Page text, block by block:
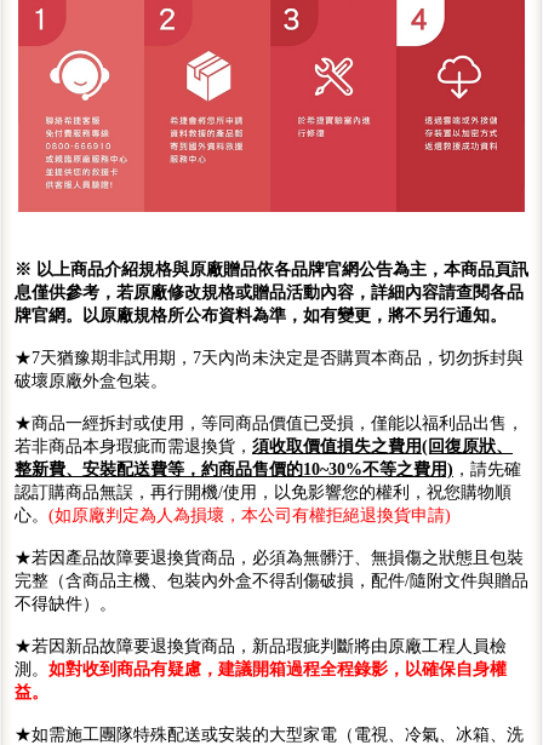
※ 以上商品介紹規格與原廠贈品依各品牌官網公告為主，本商品頁訊
息僅供參考，若原廠修改規格或贈品活動內容，詳細內容請查閱各品
牌官網。以原廠規格所公布資料為準，如有變更，將不另行通知。
★7天猶豫期非試用期，7天內尚未決定是否購買本商品，切勿拆封與
破壞原廠外盒包裝。
★商品一經拆封或使用，等同商品價值已受損，僅能以福利品出售，
若非商品本身瑕疵而需退換貨， 須收取價值損失之費用(回復原狀、
整新費、安裝配送費等，約商品售價的10~30%不等之費用) ，請先確
認訂購商品無誤，再行開機/使用，以免影響您的權利，祝您購物順
心。 (如原廠判定為人為損壞，本公司有權拒絕退換貨申請)
★若因產品故障要退換貨商品，必須為無髒汙、無損傷之狀態且包裝
完整（含商品主機、包裝內外盒不得刮傷破損，配件/隨附文件與贈品
不得缺件）。
★若因新品故障要退換貨商品，新品瑕疵判斷將由原廠工程人員檢
測。 如對收到商品有疑慮，建議開箱過程全程錄影，以確保自身權
益。
★如需施工團隊特殊配送或安裝的大型家電（電視、冷氣、冰箱、洗